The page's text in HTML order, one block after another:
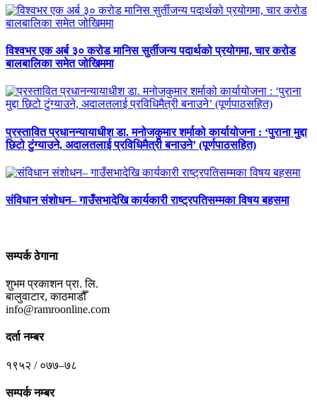
विश्वभर एक अर्ब ३० करोड मानिस सुर्तीजन्य पदार्थको प्रयोगमा, चार करोड
बालबालिका समेत जोखिममा
प्रस्तावित प्रधानन्यायाधीश डा. मनोजकुमार शर्माको कार्यायोजना : ‘पुराना मुद्दा
छिटो टुंग्याउने, अदालतलाई प्रविधिमैत्री बनाउने’ (पूर्णपाठसहित)
संविधान संशोधन– गाउँसभादेखि कार्यकारी राष्ट्रपतिसम्मका विषय बहसमा
सम्पर्क ठेगाना
शुभम प्रकाशन प्रा. लि.
बालुवाटार, काठमाडौँ
info@ramroonline.com
दर्ता नम्बर
१९५२ / ०७७–७८
सम्पर्क नम्बर